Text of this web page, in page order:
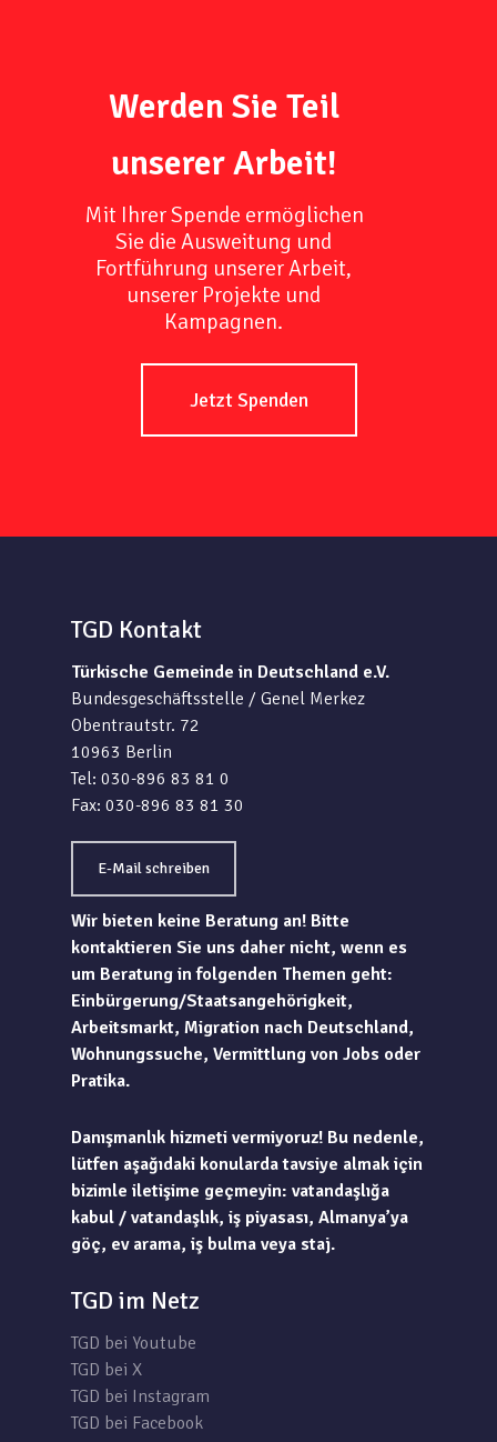
Werden Sie Teil
unserer Arbeit!
Mit Ihrer Spende ermöglichen
Sie die Ausweitung und
Fortführung unserer Arbeit,
unserer Projekte und
Kampagnen.
Jetzt Spenden
TGD Kontakt
Türkische Gemeinde in Deutschland e.V.
Bundesgeschäftsstelle / Genel Merkez
Obentrautstr. 72
10963 Berlin
Tel: 030-896 83 81 0
Fax: 030-896 83 81 30
E-Mail schreiben
Wir bieten keine Beratung an! Bitte
kontaktieren Sie uns daher nicht, wenn es
um Beratung in folgenden Themen geht:
Einbürgerung/Staatsangehörigkeit,
Arbeitsmarkt, Migration nach Deutschland,
Wohnungssuche, Vermittlung von Jobs oder
Pratika.
Danışmanlık hizmeti vermiyoruz! Bu nedenle,
lütfen aşağıdaki konularda tavsiye almak için
bizimle iletişime geçmeyin: vatandaşlığa
kabul / vatandaşlık, iş piyasası, Almanya’ya
göç, ev arama, iş bulma veya staj.
TGD im Netz
TGD bei Youtube
TGD bei X
TGD bei Instagram
TGD bei Facebook